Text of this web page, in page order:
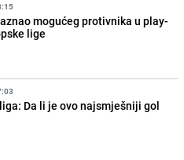
mogućeg protivnika u play-
lige
Da li je ovo najsmješniji gol